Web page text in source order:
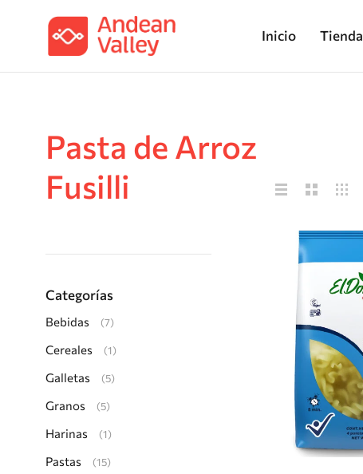
Inicio Tienda
Pasta de Arroz
Fusilli
Categorías
Bebidas (7)
Cereales (1)
Galletas (5)
Granos (5)
Harinas (1)
Pastas (15)